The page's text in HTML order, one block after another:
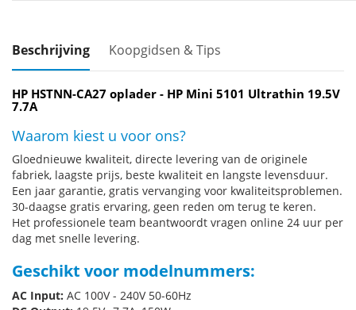
Beschrijving Koopgidsen & Tips
HP HSTNN-CA27 oplader - HP Mini 5101 Ultrathin 19.5V
7.7A
Waarom kiest u voor ons?
Gloednieuwe kwaliteit, directe levering van de originele
fabriek, laagste prijs, beste kwaliteit en langste levensduur.
Een jaar garantie, gratis vervanging voor kwaliteitsproblemen.
30-daagse gratis ervaring, geen reden om terug te keren.
Het professionele team beantwoordt vragen online 24 uur per
dag met snelle levering.
Geschikt voor modelnummers:
AC Input: AC 100V - 240V 50-60Hz